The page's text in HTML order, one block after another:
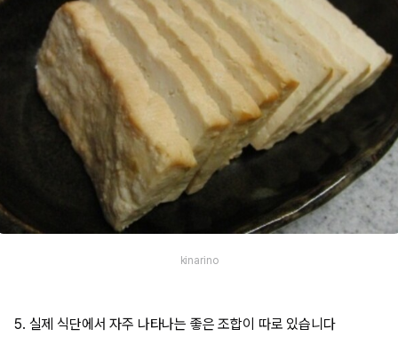
kinarino
5. 실제 식단에서 자주 나타나는 좋은 조합이 따로 있습니다